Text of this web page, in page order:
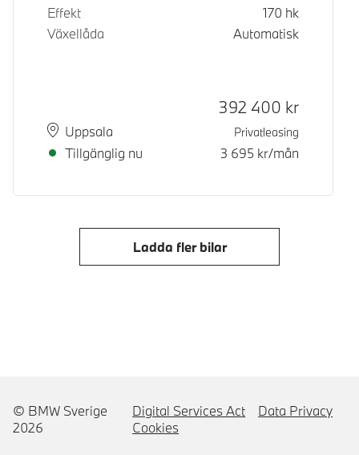
Effekt
170 hk
Växellåda
Automatisk
PlatsUppsala
Leveranstid
Tillgänglig nu
Kontantpris
392 400 kr
Privatleasing
3 695 kr/mån
Ladda fler bilar
© BMW Sverige
2026
Digital Services Act
Data Privacy
Cookies